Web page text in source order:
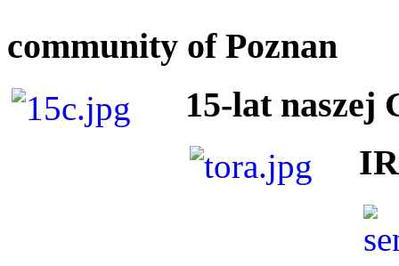
community of Poznan
15-lat naszej